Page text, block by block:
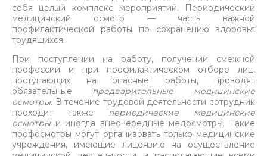
себя целый комплекс мероприятий. Периодический
медицинский осмотр — часть важной
профилактической работы по сохранению здоровья
трудящихся.
При поступлении на работу, получении смежной
профессии и при профилактическом отборе лиц,
поступающих на опасные работы, проводят
обязательные предварительные медицинские
осмотры. В течение трудовой деятельности сотрудник
проходит также периодические медицинские
осмотрыи иногда внеочередные медосмотры. Такие
профосмотры могут организовать только медицинские
учреждения, имеющие лицензию на осуществление